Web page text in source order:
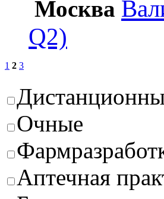
Москва
Q2)
1 2 3
Очные
Аптечная